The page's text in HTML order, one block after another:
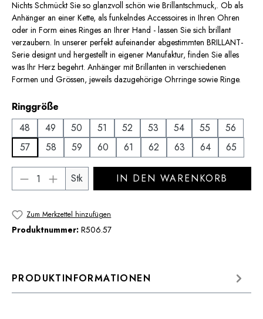
Nichts Schmückt Sie so glanzvoll schön wie Brillantschmuck,. Ob als
Anhänger an einer Kette, als funkelndes Accessoires in Ihren Ohren
oder in Form eines Ringes an Ihrer Hand - lassen Sie sich brillant
verzaubern. In unserer perfekt aufeinander abgestimmten BRILLANT-
Serie designt und hergestellt in eigener Manufaktur, finden Sie alles
was Ihr Herz begehrt. Anhänger mit Brillanten in verschiedenen
Formen und Grössen, jeweils dazugehörige Ohrringe sowie Ringe.
Ringgröße
48
49 50 51 52 53 54 55
56
57
58 59 60 61 62 63 64 65
Produkt Anzahl: Gib den gewünschten
Stk IN DEN WARENKORB
Zum Merkzettel hinzufügen
Produktnummer: R506.57
PRODUKTINFORMATIONEN